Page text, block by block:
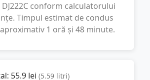
conform calculatorului
Timpul estimat de condus
1 oră și 48 minute.
55.9 lei (5.59 litri)